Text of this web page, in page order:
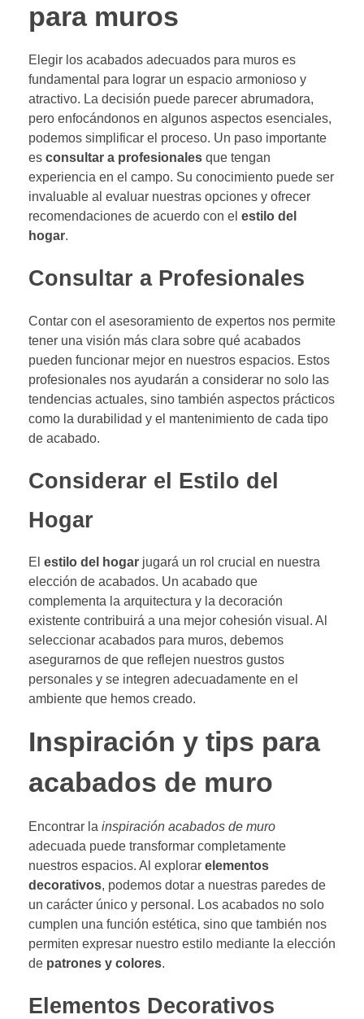
para muros
Elegir los acabados adecuados para muros es
fundamental para lograr un espacio armonioso y
atractivo. La decisión puede parecer abrumadora,
pero enfocándonos en algunos aspectos esenciales,
podemos simplificar el proceso. Un paso importante
es consultar a profesionales que tengan
experiencia en el campo. Su conocimiento puede ser
invaluable al evaluar nuestras opciones y ofrecer
recomendaciones de acuerdo con el estilo del
hogar.
Consultar a Profesionales
Contar con el asesoramiento de expertos nos permite
tener una visión más clara sobre qué acabados
pueden funcionar mejor en nuestros espacios. Estos
profesionales nos ayudarán a considerar no solo las
tendencias actuales, sino también aspectos prácticos
como la durabilidad y el mantenimiento de cada tipo
de acabado.
Considerar el Estilo del
Hogar
El estilo del hogar jugará un rol crucial en nuestra
elección de acabados. Un acabado que
complementa la arquitectura y la decoración
existente contribuirá a una mejor cohesión visual. Al
seleccionar acabados para muros, debemos
asegurarnos de que reflejen nuestros gustos
personales y se integren adecuadamente en el
ambiente que hemos creado.
Inspiración y tips para
acabados de muro
Encontrar la inspiración acabados de muro
adecuada puede transformar completamente
nuestros espacios. Al explorar elementos
decorativos, podemos dotar a nuestras paredes de
un carácter único y personal. Los acabados no solo
cumplen una función estética, sino que también nos
permiten expresar nuestro estilo mediante la elección
de patrones y colores.
Elementos Decorativos